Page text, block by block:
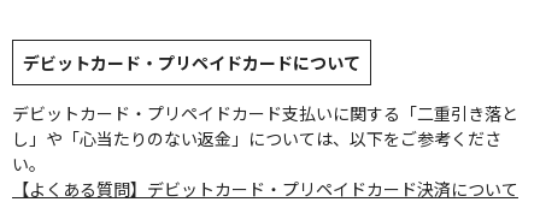
デビットカード・プリペイドカードについて
デビットカード・プリペイドカード支払いに関する「二重引き落と
し」や「心当たりのない返金」については、以下をご参考くださ
い。
【よくある質問】デビットカード・プリペイドカード決済について